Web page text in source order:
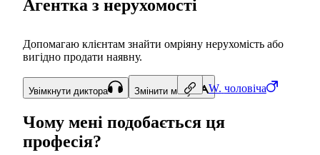
W. чоловіча
Агентка з нерухомості
Допомагаю клієнтам знайти омріяну нерухомість або
вигідно продати наявну.
Увімкнути диктора Змінити мову
Чому мені подобається ця
професія?